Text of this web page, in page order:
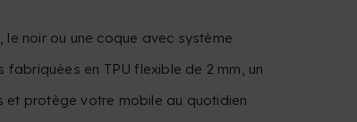
le noir ou une coque avec système
en TPU flexible de 2 mm, un
et protège votre mobile au quotidien